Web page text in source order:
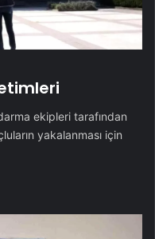
ekipleri tarafından
yakalanması için